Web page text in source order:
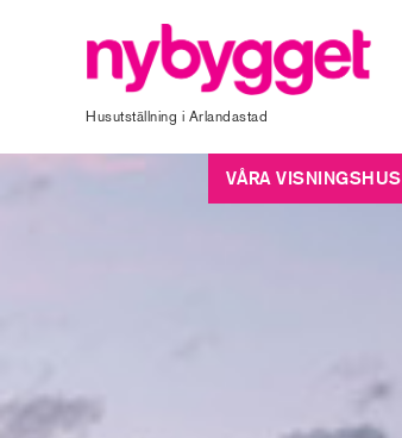
Husutställning i Arlandastad
VÅRA VISNINGSHUS